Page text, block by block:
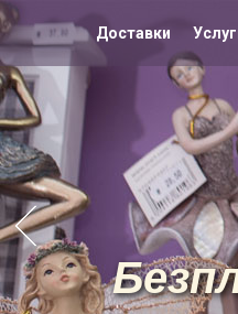
Доставки